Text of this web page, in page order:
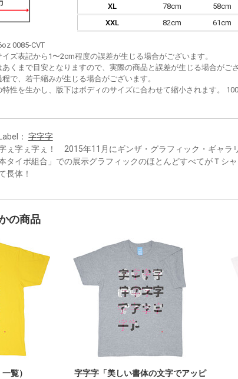
XL
78cm 58cm
XXL
82cm 61cm
0085-CVT
ズ表記から1〜2cm程度の誤差が生じる場合がございます。
くまで目安となりますので、実際の商品と誤差が生じる場合がござ
で、若干縮みが生じる場合がございます。
性を生かし、版下はボディのサイズに合わせて縮小されます。
Label： 字字字
ぇ字ぇ字ぇ！ 2015年11月にギンザ・グラフィック・ギャラ
タイポ組合」での展示グラフィックのほとんどすべてがＴシ
長体！
の商品
覧）
字字字「美しい書体の文字でアッピ